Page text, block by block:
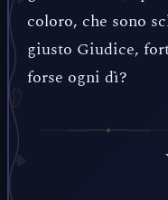
coloro, che sono
giusto Giudice,
forse ogni dì?